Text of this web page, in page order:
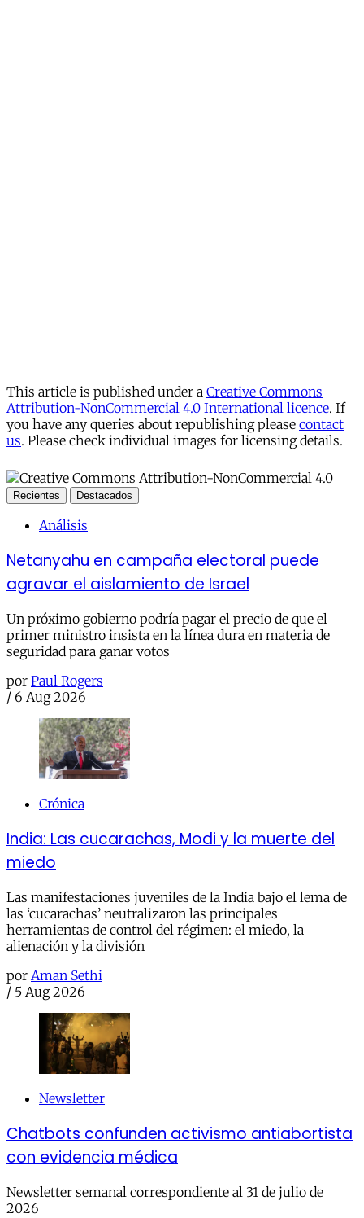
This article is published under a Creative Commons
Attribution-NonCommercial 4.0 International licence. If
you have any queries about republishing please contact
us. Please check individual images for licensing details.
Recientes Destacados
Análisis
Netanyahu en campaña electoral puede
agravar el aislamiento de Israel
Un próximo gobierno podría pagar el precio de que el
primer ministro insista en la línea dura en materia de
seguridad para ganar votos
por Paul Rogers
/ 6 Aug 2026
Crónica
India: Las cucarachas, Modi y la muerte del
miedo
Las manifestaciones juveniles de la India bajo el lema de
las ‘cucarachas’ neutralizaron las principales
herramientas de control del régimen: el miedo, la
alienación y la división
por Aman Sethi
/ 5 Aug 2026
Newsletter
Chatbots confunden activismo antiabortista
con evidencia médica
Newsletter semanal correspondiente al 31 de julio de
2026